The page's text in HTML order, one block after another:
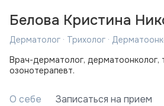
Белова Кристина
Дерматолог · Трихолог ·
Врач-дерматолог, дерматоонколог,
озонотерапевт.
О себе Записаться на прием